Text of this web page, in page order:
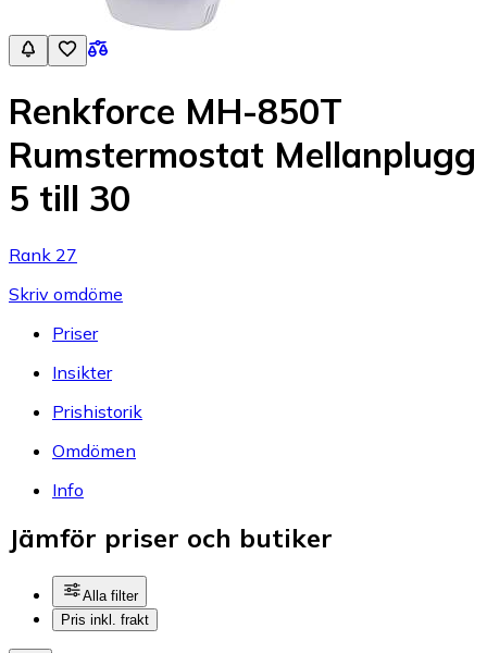
Renkforce MH-850T
Rumstermostat Mellanplugg
5 till 30
Rank 27
Skriv omdöme
Priser
Insikter
Prishistorik
Omdömen
Info
Jämför priser och butiker
Alla filter
Pris inkl. frakt